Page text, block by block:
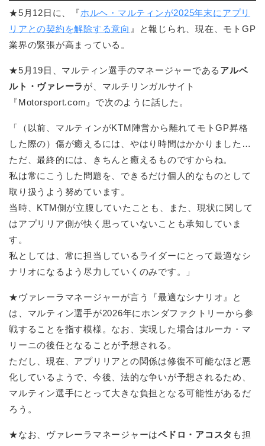
★5月12日に、『ホルヘ・マルティンが2025年末にアプリ
リアとの契約を解除する意向 』と報じられ、現在、モトGP
業界の緊張が高まっている。
★5月19日、マルティン選手のマネージャーである アルベ
ルト・ヴァレーラが、マルチリンガルサイト
『Motorsport.com』で次のように話した。
「（以前、マルティンがKTM陣営から離れてモトGP昇格
した際の）傷が癒えるには、やはり時間はかかりました…
ただ、最終的には、きちんと癒えるものですからね。
私は常にこうした問題を、できるだけ個人的なものとして
取り扱うよう努めています。
当時、KTM側が立腹していたことも、また、現状に関して
はアプリリア側が快く思っていないことも承知していま
す。
私としては、常に担当しているライダーにとって最適なシ
ナリオになるよう尽力していくのみです。」
★ヴァレーラマネージャーが言う『最適なシナリオ』と
は、マルティン選手が2026年にホンダファクトリーから参
戦することを指す模様。なお、実現した場合はルーカ・マ
リーニの後任となることが予想される。
ただし、現在、アプリリアとの関係は修復不可能なほど悪
化しているようで、今後、法的な争いが予想されるため、
マルティン選手にとって大きな負担となる可能性があるだ
ろう。
★なお、ヴァレーラマネージャーはペドロ・アコスタ も担